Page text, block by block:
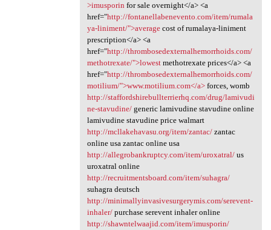
>imusporin for sale overnight</a> <a
href="http://fontanellabenevento.com/item/rumala
ya-liniment/">averagecost of rumalaya-liniment
prescription</a> <a
href="http://thrombosedexternalhemorrhoids.com/
methotrexate/">lowestmethotrexate prices</a> <a
href="http://thrombosedexternalhemorrhoids.com/
motilium/">www.motilium.com</a>forces, womb
http://staffordshirebullterrierhq.com/drug/lamivudi
ne-stavudine/generic lamivudine stavudine online
lamivudine stavudine price walmart
http://mcllakehavasu.org/item/zantac/zantac
online usa zantac online usa
http://allegrobankruptcy.com/item/uroxatral/us
uroxatral online
http://recruitmentsboard.com/item/suhagra/
suhagra deutsch
http://minimallyinvasivesurgerymis.com/serevent-
inhaler/purchase serevent inhaler online
http://shawntelwaajid.com/item/imusporin/